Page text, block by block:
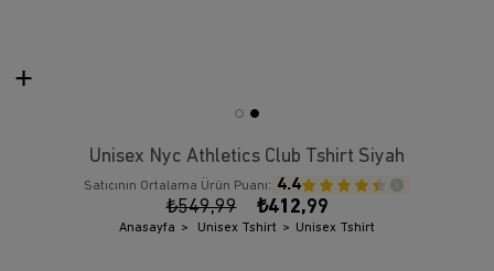
Unisex Nyc Athletics Club Tshirt Siyah
Satıcının Ortalama Ürün Puanı: 4.4
₺549,99 ₺412,99
Anasayfa Unisex Tshirt Unisex Tshirt